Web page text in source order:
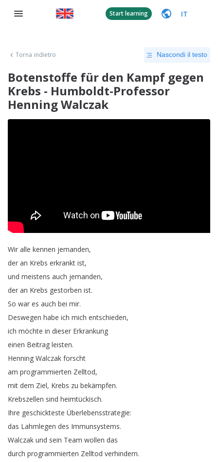
Start learning IT
Torna indietro Nascondi il testo
Botenstoffe für den Kampf gegen
Krebs - Humboldt-Professor
Henning Walczak
Wir alle kennen jemanden,
der an Krebs erkrankt ist,
und meistens auch jemanden,
der an Krebs gestorben ist.
So war es auch bei mir.
Deswegen habe ich mich entschieden,
ich möchte in dieser Erkrankung
einen Beitrag leisten.
Henning Walczak forscht
am programmierten Zelltod,
mit dem Ziel, Krebs zu bekämpfen.
Krebszellen sind heimtückisch.
Ihre geschickteste Überlebensstrategie:
das Lahmlegen des Immunsystems.
Walczak und sein Team wollen das
durch programmierten Zelltod verhindern.